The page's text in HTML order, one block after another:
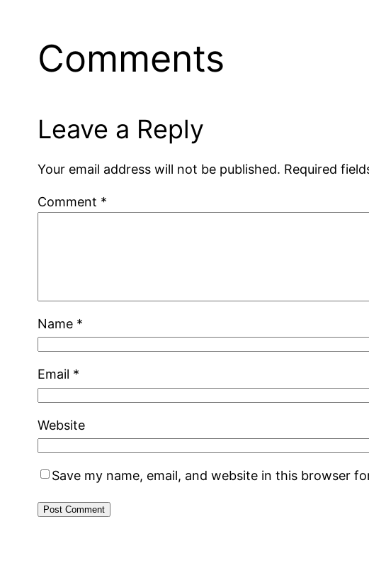
Comments
Leave a Reply
Your email address will not be published. Required
Comment *
Name *
Email *
Website
Save my name, email, and website in this browser